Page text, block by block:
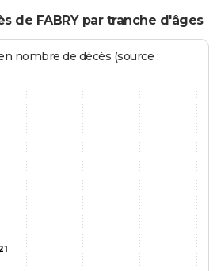
de FABRY par tranche d'âges
nombre de décès (source :